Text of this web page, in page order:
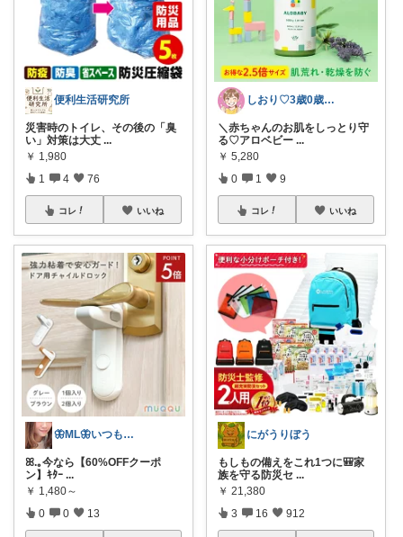
便利生活研究所
災害時のトイレ、その後の「臭
い」対策は大丈 ...
￥ 1,980
1 4 76
コレ いいね
🦋ML🦋いつもありがとう💓
ꕤ.｡今なら【60%OFFクーポ
ン】ｷﾀｰ ...
￥ 1,480～
0 0 13
しおり♡3歳0歳子育て中
＼赤ちゃんのお肌をしっとり守
る♡アロベビー ...
￥ 5,280
0 1 9
コレ いいね
にがうりぼう
もしもの備えをこれ1つに🎒家
族を守る防災セ ...
￥ 21,380
3 16 912